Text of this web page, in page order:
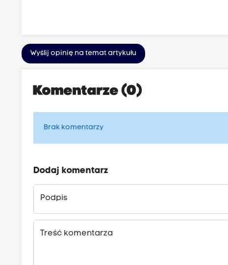
Wyślij opinię na temat artykułu
Komentarze (0)
Brak komentarzy
Dodaj komentarz
Podpis
Treść komentarza